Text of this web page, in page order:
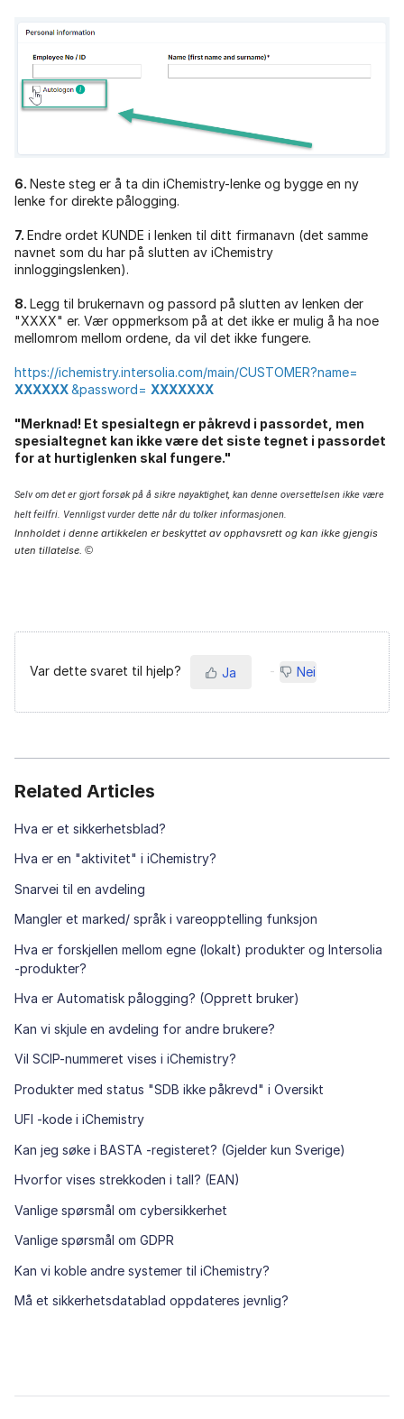
6. Neste steg er å ta din iChemistry-lenke og bygge en ny
lenke for direkte pålogging.
7. Endre ordet KUNDE i lenken til ditt firmanavn (det samme
navnet som du har på slutten av iChemistry
innloggingslenken).
8. Legg til brukernavn og passord på slutten av lenken der
"XXXX" er. Vær oppmerksom på at det ikke er mulig å ha noe
mellomrom mellom ordene, da vil det ikke fungere.
https://ichemistry.intersolia.com/main/CUSTOMER?name=
XXXXXX&password= XXXXXXX
"Merknad! Et spesialtegn er påkrevd i passordet, men
spesialtegnet kan ikke være det siste tegnet i passordet
for at hurtiglenken skal fungere."
Selv om det er gjort forsøk på å sikre nøyaktighet, kan denne oversettelsen ikke være
helt feilfri. Vennligst vurder dette når du tolker informasjonen.
Innholdet i denne artikkelen er beskyttet av opphavsrett og kan ikke gjengis
uten tillatelse. ©
Var dette svaret til hjelp? Ja Nei
Related Articles
Hva er et sikkerhetsblad?
Hva er en "aktivitet" i iChemistry?
Snarvei til en avdeling
Mangler et marked/ språk i vareopptelling funksjon
Hva er forskjellen mellom egne (lokalt) produkter og Intersolia
-produkter?
Hva er Automatisk pålogging? (Opprett bruker)
Kan vi skjule en avdeling for andre brukere?
Vil SCIP-nummeret vises i iChemistry?
Produkter med status "SDB ikke påkrevd" i Oversikt
UFI -kode i iChemistry
Kan jeg søke i BASTA -registeret? (Gjelder kun Sverige)
Hvorfor vises strekkoden i tall? (EAN)
Vanlige spørsmål om cybersikkerhet
Vanlige spørsmål om GDPR
Kan vi koble andre systemer til iChemistry?
Må et sikkerhetsdatablad oppdateres jevnlig?